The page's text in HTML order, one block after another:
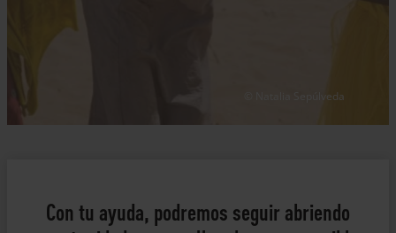
© Natalia Sepúlveda
Con tu ayuda, podremos seguir abriendo